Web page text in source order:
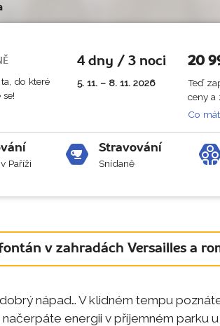
do které
4 dny / 3 noci
5. 11. – 8. 11. 2026
20
Teď
ceny a
Co
Paříži
Stravování
Snídaně
v zahradách Versailles a
nápad… V klidném tempu
načerpáte energii v příjemném parku u